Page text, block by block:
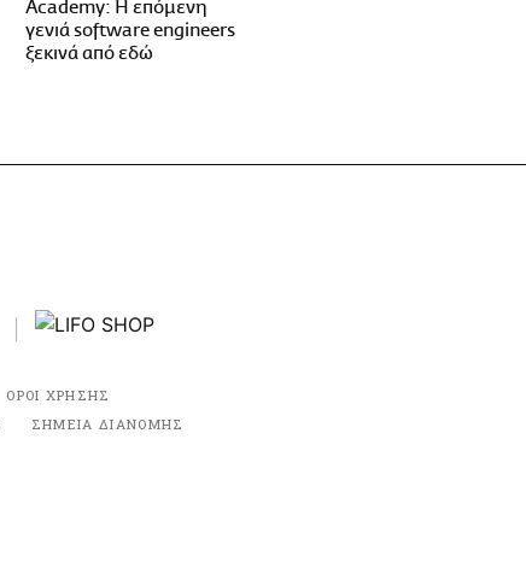
Academy: Η επόμενη
γενιά software engineers
ξεκινά από εδώ
ΟΡΟΙ ΧΡΗΣΗΣ
ΣΗΜΕΙΑ ΔΙΑΝΟΜΗΣ